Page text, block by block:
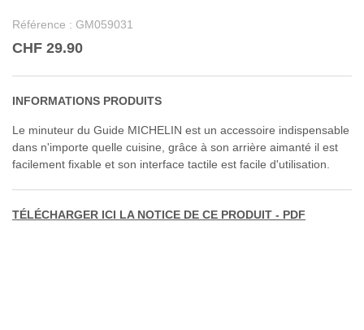
Référence : GM059031
CHF 29.90
INFORMATIONS PRODUITS
Le minuteur du Guide MICHELIN est un accessoire indispensable
dans n'importe quelle cuisine, grâce à son arrière aimanté il est
facilement fixable et son interface tactile est facile d'utilisation.
TÉLÉCHARGER ICI LA NOTICE DE CE PRODUIT - PDF